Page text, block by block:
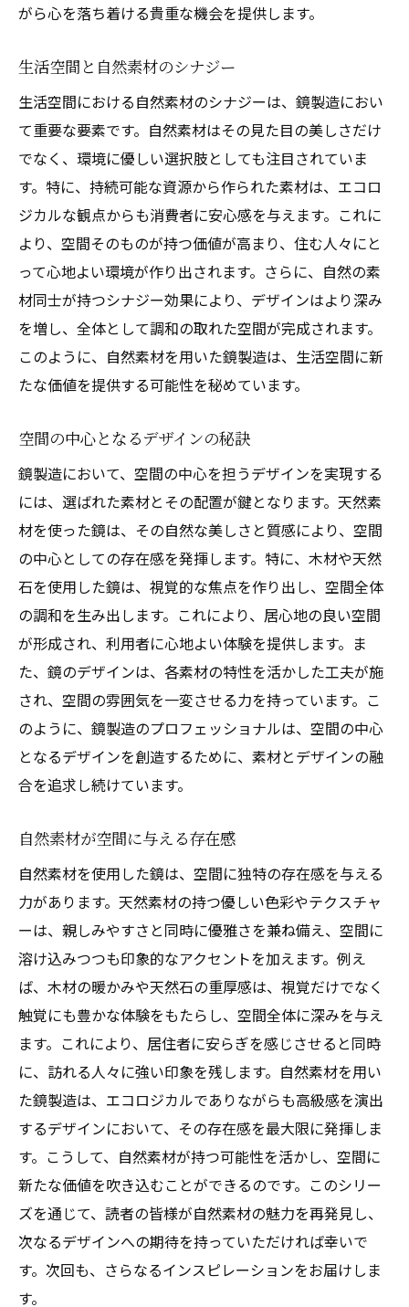
がら心を落ち着ける貴重な機会を提供します。
生活空間と自然素材のシナジー
生活空間における自然素材のシナジーは、鏡製造におい
て重要な要素です。自然素材はその見た目の美しさだけ
でなく、環境に優しい選択肢としても注目されていま
す。特に、持続可能な資源から作られた素材は、エコロ
ジカルな観点からも消費者に安心感を与えます。これに
より、空間そのものが持つ価値が高まり、住む人々にと
って心地よい環境が作り出されます。さらに、自然の素
材同士が持つシナジー効果により、デザインはより深み
を増し、全体として調和の取れた空間が完成されます。
このように、自然素材を用いた鏡製造は、生活空間に新
たな価値を提供する可能性を秘めています。
空間の中心となるデザインの秘訣
鏡製造において、空間の中心を担うデザインを実現する
には、選ばれた素材とその配置が鍵となります。天然素
材を使った鏡は、その自然な美しさと質感により、空間
の中心としての存在感を発揮します。特に、木材や天然
石を使用した鏡は、視覚的な焦点を作り出し、空間全体
の調和を生み出します。これにより、居心地の良い空間
が形成され、利用者に心地よい体験を提供します。ま
た、鏡のデザインは、各素材の特性を活かした工夫が施
され、空間の雰囲気を一変させる力を持っています。こ
のように、鏡製造のプロフェッショナルは、空間の中心
となるデザインを創造するために、素材とデザインの融
合を追求し続けています。
自然素材が空間に与える存在感
自然素材を使用した鏡は、空間に独特の存在感を与える
力があります。天然素材の持つ優しい色彩やテクスチャ
ーは、親しみやすさと同時に優雅さを兼ね備え、空間に
溶け込みつつも印象的なアクセントを加えます。例え
ば、木材の暖かみや天然石の重厚感は、視覚だけでなく
触覚にも豊かな体験をもたらし、空間全体に深みを与え
ます。これにより、居住者に安らぎを感じさせると同時
に、訪れる人々に強い印象を残します。自然素材を用い
た鏡製造は、エコロジカルでありながらも高級感を演出
するデザインにおいて、その存在感を最大限に発揮しま
す。こうして、自然素材が持つ可能性を活かし、空間に
新たな価値を吹き込むことができるのです。このシリー
ズを通じて、読者の皆様が自然素材の魅力を再発見し、
次なるデザインへの期待を持っていただければ幸いで
す。次回も、さらなるインスピレーションをお届けしま
す。